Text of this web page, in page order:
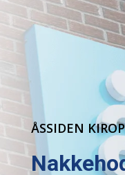
ÅSSIDEN